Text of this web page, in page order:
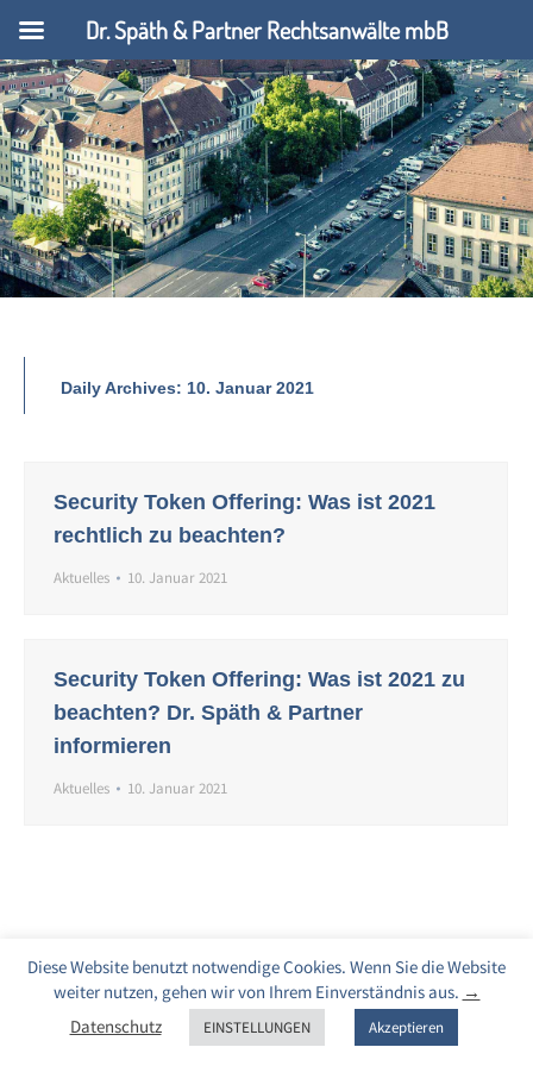
Daily Archives: 10. Januar 2021
Security Token Offering: Was ist 2021
rechtlich zu beachten?
Aktuelles 10. Januar 2021
Security Token Offering: Was ist 2021 zu
beachten? Dr. Späth & Partner
informieren
Aktuelles 10. Januar 2021
Diese Website benutzt notwendige Cookies. Wenn Sie die Website
weiter nutzen, gehen wir von Ihrem Einverständnis aus. →
Datenschutz
EINSTELLUNGEN Akzeptieren
Dr. Späth & Partner Rechtsanwälte mbB